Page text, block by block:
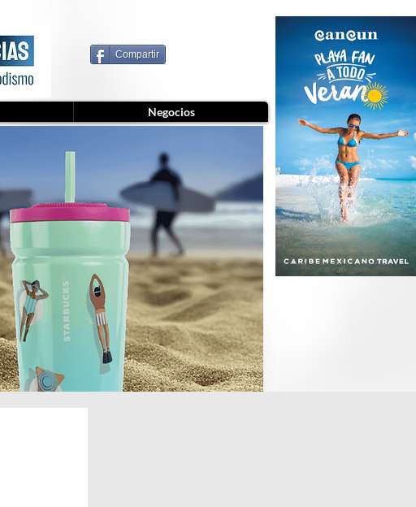
Compartir
Negocios